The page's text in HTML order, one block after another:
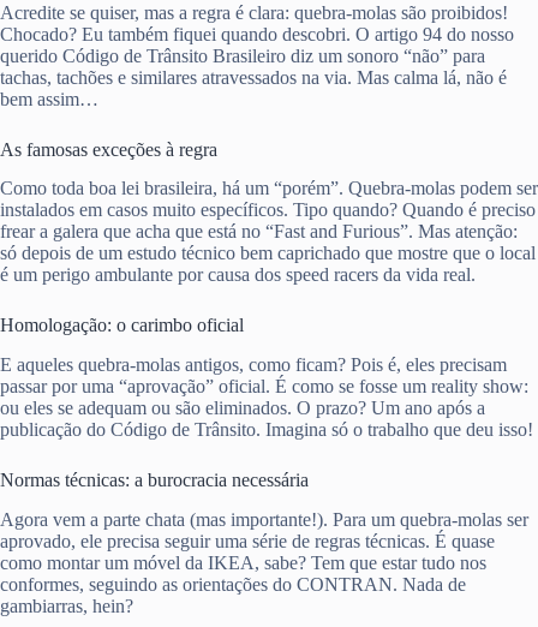
Acredite se quiser, mas a regra é clara: quebra-molas são proibidos!
Chocado? Eu também fiquei quando descobri. O artigo 94 do nosso
querido Código de Trânsito Brasileiro diz um sonoro “não” para
tachas, tachões e similares atravessados na via. Mas calma lá, não é
bem assim…
As famosas exceções à regra
Como toda boa lei brasileira, há um “porém”. Quebra-molas podem ser
instalados em casos muito específicos. Tipo quando? Quando é preciso
frear a galera que acha que está no “Fast and Furious”. Mas atenção:
só depois de um estudo técnico bem caprichado que mostre que o local
é um perigo ambulante por causa dos speed racers da vida real.
Homologação: o carimbo oficial
E aqueles quebra-molas antigos, como ficam? Pois é, eles precisam
passar por uma “aprovação” oficial. É como se fosse um reality show:
ou eles se adequam ou são eliminados. O prazo? Um ano após a
publicação do Código de Trânsito. Imagina só o trabalho que deu isso!
Normas técnicas: a burocracia necessária
Agora vem a parte chata (mas importante!). Para um quebra-molas ser
aprovado, ele precisa seguir uma série de regras técnicas. É quase
como montar um móvel da IKEA, sabe? Tem que estar tudo nos
conformes, seguindo as orientações do CONTRAN. Nada de
gambiarras, hein?